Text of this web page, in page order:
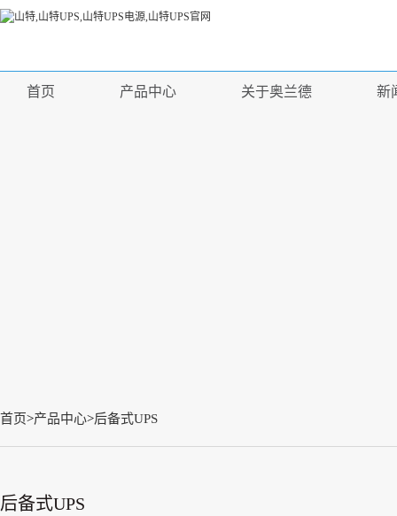
首页 产品中心 关于奥兰德 新
首页>产品中心>后备式UPS
后备式UPS